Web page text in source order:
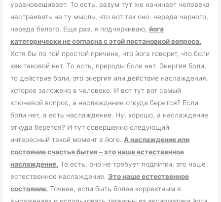
уравновешивает. То есть, разум тут же начинает человека
настраивать на ту мысль, что вот так оно: череда черного,
череда белого. Еще раз, я подчеркиваю, йога
категорически не согласна с этой постановкой вопроса.
Хотя бы по той простой причине, что йога говорит, что боли
как таковой нет. То есть, природы боли нет. Энергия боли,
то действие боли, это энергия или действие наслаждения,
которое заложено в человеке. И вот тут вот самый
ключевой вопрос, а наслаждение откуда берется? Если
боли нет, а есть наслаждение. Ну, хорошо, а наслаждение
откуда берется? И тут совершенно следующий
интересный такой момент в йоге. А наслаждение или
состояние счастья бытия – это наше естественное
наслаждение. То есть, оно не требует подпитки, это наше
естественное наслаждение. Это наше естественное
состояние. Точнее, если быть более корректным в